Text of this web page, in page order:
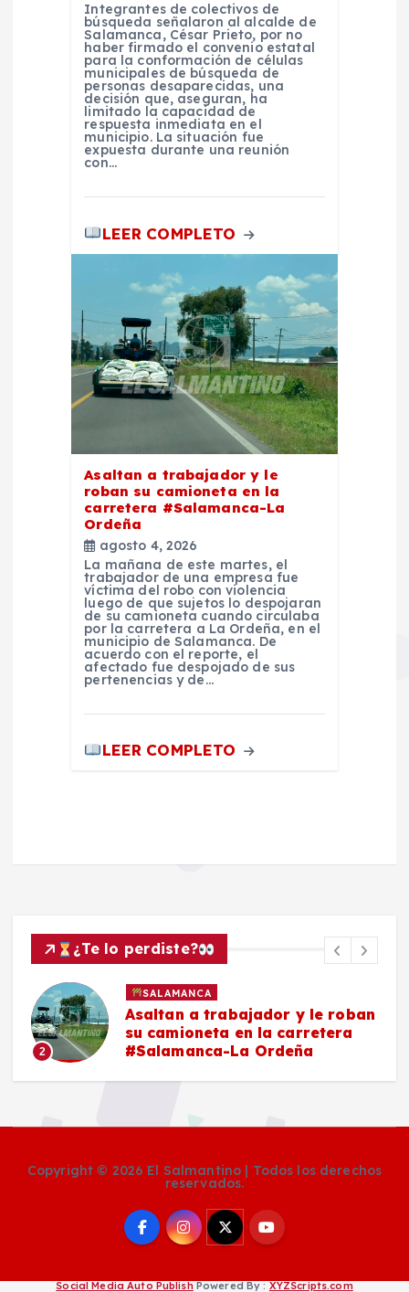
Integrantes de colectivos de
búsqueda señalaron al alcalde de
Salamanca, César Prieto, por no
haber firmado el convenio estatal
para la conformación de células
municipales de búsqueda de
personas desaparecidas, una
decisión que, aseguran, ha
limitado la capacidad de
respuesta inmediata en el
municipio. La situación fue
expuesta durante una reunión
con…
LEER COMPLETO
Asaltan a trabajador y le
roban su camioneta en la
carretera #Salamanca-La
Ordeña
agosto 4, 2026
La mañana de este martes, el
trabajador de una empresa fue
víctima del robo con violencia
luego de que sujetos lo despojaran
de su camioneta cuando circulaba
por la carretera a La Ordeña, en el
municipio de Salamanca. De
acuerdo con el reporte, el
afectado fue despojado de sus
pertenencias y de…
LEER COMPLETO
¿Te lo perdiste?
2
SALAMANCA
Asaltan a trabajador y le roban
su camioneta en la carretera
#Salamanca-La Ordeña
Copyright © 2026 El Salmantino | Todos los derechos
reservados.
Social Media Auto Publish Powered By : XYZScripts.com